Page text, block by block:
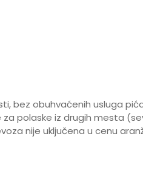
bez obuhvaćenih usluga
polaske iz drugih mesta
nije uključena u cenu